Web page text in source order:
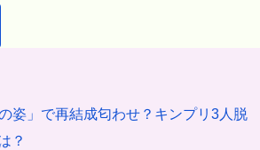
姿」で再結成匂わせ？キンプリ3人脱
？